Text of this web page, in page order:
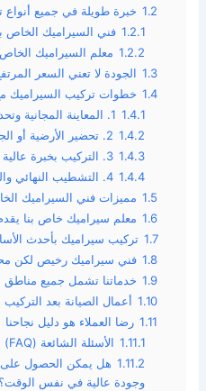
1.2 خبرة طويلة في جميع أنواع
1.2.1 فني السيراميك الخاص
1.2.2 معلم السيراميك الخاص
1.3 الجودة لا تعني السعر
1.4 خطوات تركيب السيراميك
1.4.1 1. المعاينة المجانية وتحديد المتطلبات
1.4.2 2. تحضير الأرضية أو الجدار
1.4.3 3. التركيب بخبرة عالية
1.4.4 4. التشطيب النهائي والتنظيف
1.5 مميزات فني السيراميك
1.6 معلم سيراميك خاص بنا يقدم
1.7 تركيب سيراميك بأحدث
1.8 فني سيراميك رخيص لكن
1.9 خدماتنا تشمل جميع مناطق
1.10 أعمال الصيانة بعد التركيب
1.11 رضا العملاء هو دليل نجاحنا
1.11.1 الأسئلة الشائعة (FAQ)
1.11.2 هل يمكن الحصول
وجودة عالية في نفس الوقت؟